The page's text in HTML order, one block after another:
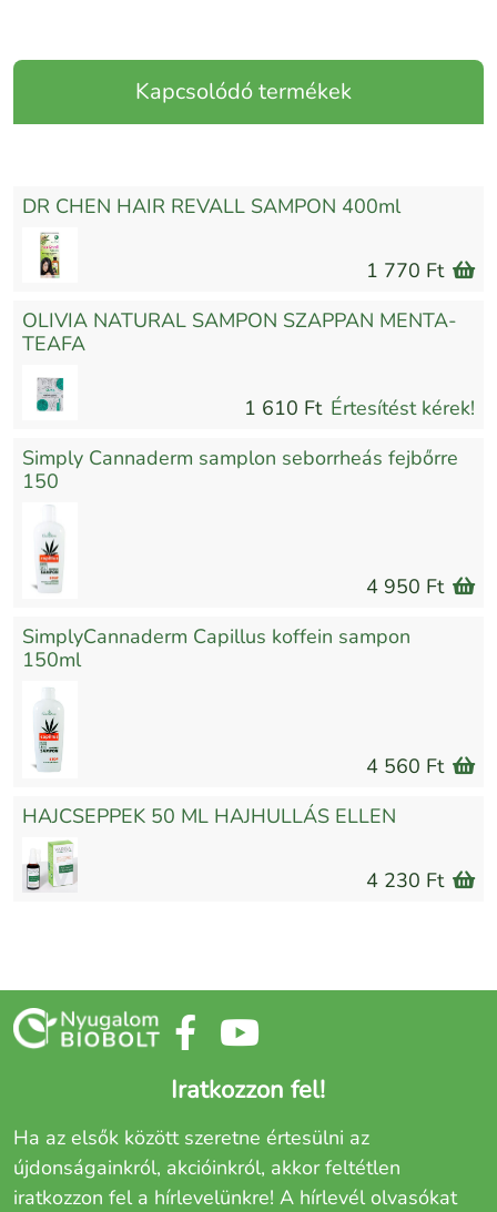
Kapcsolódó termékek
DR CHEN HAIR REVALL SAMPON 400ml
1 770 Ft
OLIVIA NATURAL SAMPON SZAPPAN MENTA-
TEAFA
1 610 Ft Értesítést kérek!
Simply Cannaderm samplon seborrheás fejbőrre
150
4 950 Ft
SimplyCannaderm Capillus koffein sampon
150ml
4 560 Ft
HAJCSEPPEK 50 ML HAJHULLÁS ELLEN
4 230 Ft
Iratkozzon fel!
Ha az elsők között szeretne értesülni az
újdonságainkról, akcióinkról, akkor feltétlen
iratkozzon fel a hírlevelünkre! A hírlevél olvasókat